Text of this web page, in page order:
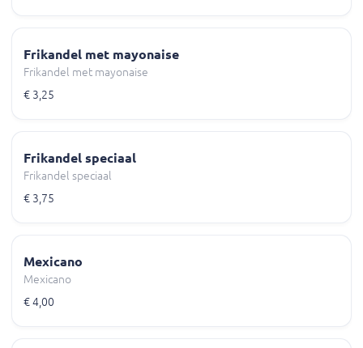
Frikandel met mayonaise
Frikandel met mayonaise
€ 3,25
Frikandel speciaal
Frikandel speciaal
€ 3,75
Mexicano
Mexicano
€ 4,00